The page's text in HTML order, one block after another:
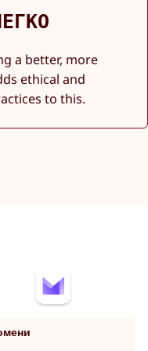
a better, more
ethical and
to this.